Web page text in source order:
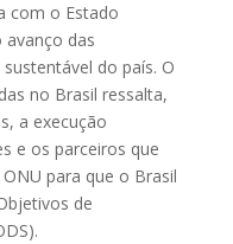
com o Estado
avanço das
do país. O
no Brasil ressalta,
a execução
e os parceiros que
para que o Brasil
de